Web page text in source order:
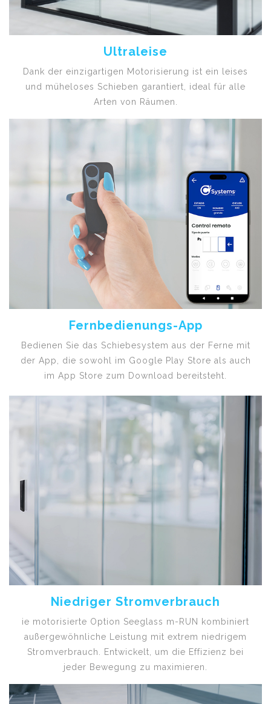
Ultraleise
Dank der einzigartigen Motorisierung ist ein leises
und müheloses Schieben garantiert, ideal für alle
Arten von Räumen.
Fernbedienungs-App
Bedienen Sie das Schiebesystem aus der Ferne mit
der App, die sowohl im Google Play Store als auch
im App Store zum Download bereitsteht.
Niedriger Stromverbrauch
ie motorisierte Option Seeglass m-RUN kombiniert
außergewöhnliche Leistung mit extrem niedrigem
Stromverbrauch. Entwickelt, um die Effizienz bei
jeder Bewegung zu maximieren.